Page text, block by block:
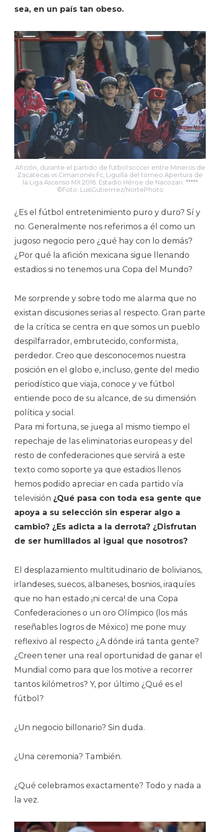
sea, en un país tan obeso.
Afición, durante el partido de futbol soccer entre Mineros de
Zacatecas vs Cimarrones Fc, Liguilla del torneo Apertura de
la Liga Ascenso MX 2016. Estadio Héroe de Nacozari. *****
©Foto: LuisGutierrrez/NortePhoto
¿Es el fútbol entretenimiento puro y duro? Sí y
no. Generalmente nos referimos a él como un
jugoso negocio pero ¿qué hay con lo demás?
¿Por qué la afición mexicana sigue llenando
estadios si no tenemos una Copa del Mundo?
Me sorprende y sobre todo me alarma que no
existan discusiones serias al respecto. Gran parte
de la crítica se centra en que somos un pueblo
despilfarrador, embrutecido, conformista,
perdedor. Creo que desconocemos nuestra
posición en el globo e, incluso, gente del medio
periodístico que viaja, conoce y ve fútbol
entiende poco de su alcance, de su dimensión
política y social.
Para mi fortuna, se juega al mismo tiempo el
repechaje de las eliminatorias europeas y del
resto de confederaciones que servirá a este
texto como soporte ya que estadios llenos
hemos podido apreciar en cada partido vía
televisión ¿Qué pasa con toda esa gente que
apoya a su selección sin esperar algo a
cambio? ¿Es adicta a la derrota? ¿Disfrutan
de ser humillados al igual que nosotros?
El desplazamiento multitudinario de bolivianos,
irlandeses, suecos, albaneses, bosnios, iraquíes
que no han estado ¡ni cerca! de una Copa
Confederaciones o un oro Olímpico (los más
reseñables logros de México) me pone muy
reflexivo al respecto ¿A dónde irá tanta gente?
¿Creen tener una real oportunidad de ganar el
Mundial como para que los motive a recorrer
tantos kilómetros? Y, por último ¿Qué es el
fútbol?
¿Un negocio billonario? Sin duda.
¿Una ceremonia? También.
¿Qué celebramos exactamente? Todo y nada a
la vez.